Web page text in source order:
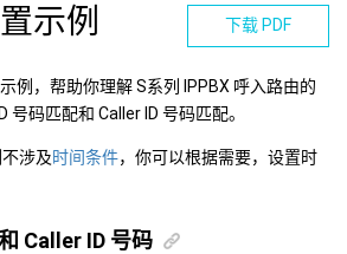
下载 PDF
示例
例，帮助你理解S系列 IPPBX 呼入路由的
号码匹配和 Caller ID 号码匹配。
涉及时间条件，你可以根据需要，设置时
Caller ID 号码